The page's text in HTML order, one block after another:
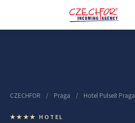
CZECHFOR / Praga / Hotel Pulse8 Praga
★★★★ HOTEL